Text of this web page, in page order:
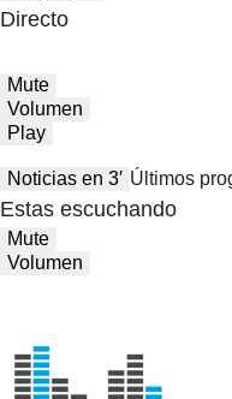
Directo
Mute
Volumen
Play
Noticias en 3′ Últimos
Estas escuchando
Mute
Volumen